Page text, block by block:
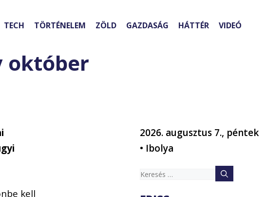
TECH TÖRTÉNELEM ZÖLD GAZDASÁG HÁTTÉR VIDEÓ
október
kell
2026. augusztus 7., péntek
• Ibolya
Keresés: